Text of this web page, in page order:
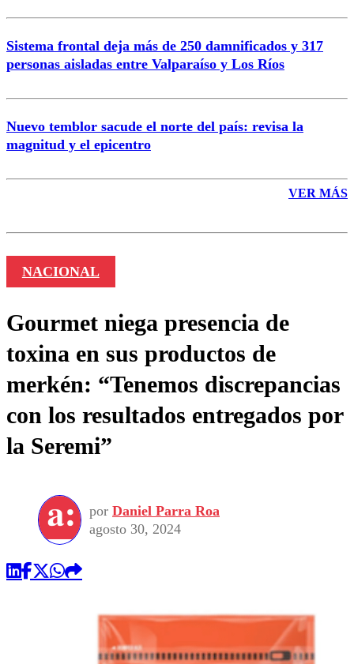
Sistema frontal deja más de 250 damnificados y 317
personas aisladas entre Valparaíso y Los Ríos
Nuevo temblor sacude el norte del país: revisa la
magnitud y el epicentro
VER MÁS
NACIONAL
Gourmet niega presencia de
toxina en sus productos de
merkén: “Tenemos discrepancias
con los resultados entregados por
la Seremi”
por Daniel Parra Roa
agosto 30, 2024